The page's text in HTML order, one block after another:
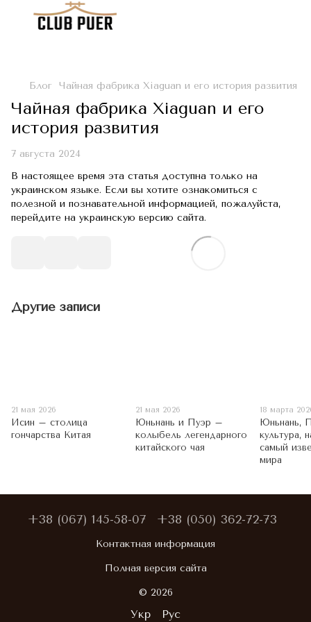
Блог Чайная фабрика Xiaguan и его история развития
Чайная фабрика Xiaguan и его
история развития
7 августа 2024
В настоящее время эта статья доступна только на
украинском языке. Если вы хотите ознакомиться с
полезной и познавательной информацией, пожалуйста,
перейдите на украинскую версию сайта.
Другие записи
21 мая 2026
Исин – столица
гончарства Китая
21 мая 2026
Юньнань и Пуэр –
колыбель легендарного
китайского чая
18 марта
Юньнань,
культура,
самый
мира
+38 (067) 145-58-07 +38 (050) 362-72-73
Контактная информация
Полная версия сайта
© 2026
Укр Рус